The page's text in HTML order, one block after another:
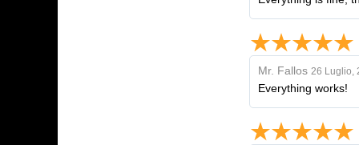
Mr. Fallos 26 Luglio,
Everything works!